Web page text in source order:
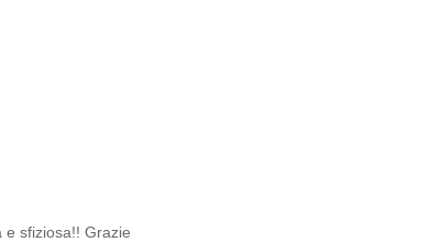
sfiziosa!! Grazie